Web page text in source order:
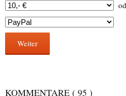
Weiter
KOMMENTARE ( 95 )